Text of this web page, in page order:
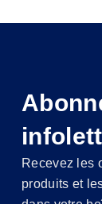
TV &
Recevez les
produits et